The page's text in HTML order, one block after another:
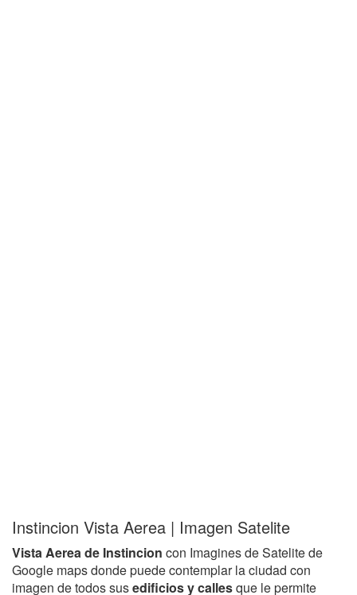
Instincion Vista Aerea | Imagen Satelite
Vista Aerea de Instincion con Imagines de Satelite de
Google maps donde puede contemplar la ciudad con
imagen de todos susedificios y callesque le permite